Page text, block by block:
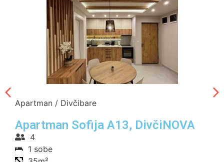
DivčiNOVA
Apartman / Divčibare
Apartman Simona L1,
4
1 sobe
35m²